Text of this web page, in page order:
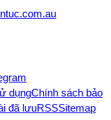
dụngChính sách bảo
đã lưuRSSSitemap